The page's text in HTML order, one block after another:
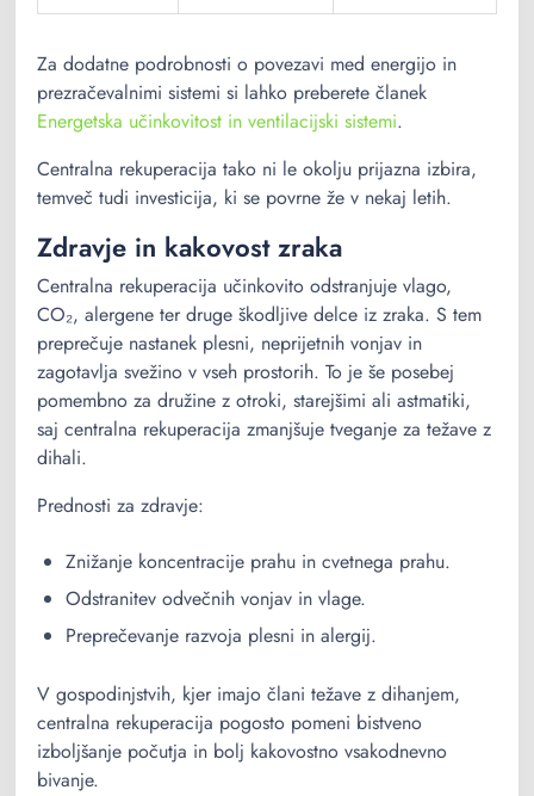
Za dodatne podrobnosti o povezavi med energijo in
prezračevalnimi sistemi si lahko preberete članek
Energetska učinkovitost in ventilacijski sistemi.
Centralna rekuperacija tako ni le okolju prijazna izbira,
temveč tudi investicija, ki se povrne že v nekaj letih.
Zdravje in kakovost zraka
Centralna rekuperacija učinkovito odstranjuje vlago,
CO₂, alergene ter druge škodljive delce iz zraka. S tem
preprečuje nastanek plesni, neprijetnih vonjav in
zagotavlja svežino v vseh prostorih. To je še posebej
pomembno za družine z otroki, starejšimi ali astmatiki,
saj centralna rekuperacija zmanjšuje tveganje za težave z
dihali.
Prednosti za zdravje:
Znižanje koncentracije prahu in cvetnega prahu.
Odstranitev odvečnih vonjav in vlage.
Preprečevanje razvoja plesni in alergij.
V gospodinjstvih, kjer imajo člani težave z dihanjem,
centralna rekuperacija pogosto pomeni bistveno
izboljšanje počutja in bolj kakovostno vsakodnevno
bivanje.